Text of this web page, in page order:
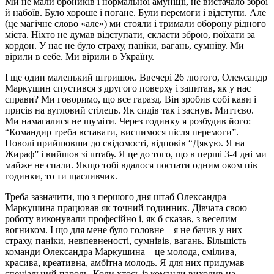
й набоїв. Було хороше і погане. Були перемоги і відступи. Але
(це магічне слово «але») ми стояли і тримали оборону рідного
міста. Ніхто не думав відступати, скласти зброю, поїхати за
кордон. У нас не було страху, паніки, вагань, сумніву. Ми
вірили в себе. Ми вірили в Україну.
І ще один маленький штришок. Ввечері 26 лютого, Олександр
Маркушин спустився з другого поверху і запитав, як у нас
справи? Ми говоримо, що все гаразд. Він зробив собі кави і
присів на вугловий стілець. Як сидів так і заснув. Миттєво.
Ми намагалися не шуміти. Через годинку я розбудив його:
“Командир треба вставати, виспимося після перемоги”.
Поволі прийшовши до свідомості, відповів “Дякую. Я на
Жираф” і вийшов зі штабу. Я це до того, що в перші 3-4 дні ми
майже не спали. Якщо тобі вдалося поспати одним оком пів
годинки, то ти щасливчик.
Треба зазначити, що з першого дня штаб Олександра
Маркушина працював як точний годинник. Дівчата свою
роботу виконували професійно і, як б сказав, з веселим
вогником. І що для мене було головне – я не бачив у них
страху, паніки, невпевненості, сумнівів, вагань. Більшість
команди Олександра Маркушина – це молода, смілива,
красива, креативна, амбітна молодь. Я для них придумав